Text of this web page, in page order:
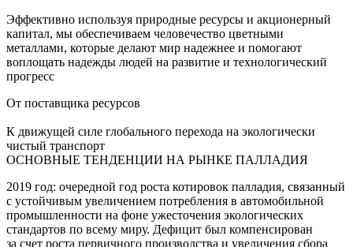
Эффективно используя природные ресурсы и акционерный
капитал, мы обеспечиваем человечество цветными
металлами, которые делают мир надежнее и помогают
воплощать надежды людей на развитие и технологический
прогресс
От поставщика ресурсов
К движущей силе глобального перехода на экологически
чистый транспорт
ОСНОВНЫЕ ТЕНДЕНЦИИ НА РЫНКЕ ПАЛЛАДИЯ
2019 год: очередной год роста котировок палладия, связанный
с устойчивым увеличением потребления в автомобильной
промышленности на фоне ужесточения экологических
стандартов по всему миру. Дефицит был компенсирован
за счет роста первичного производства и увеличения сбора